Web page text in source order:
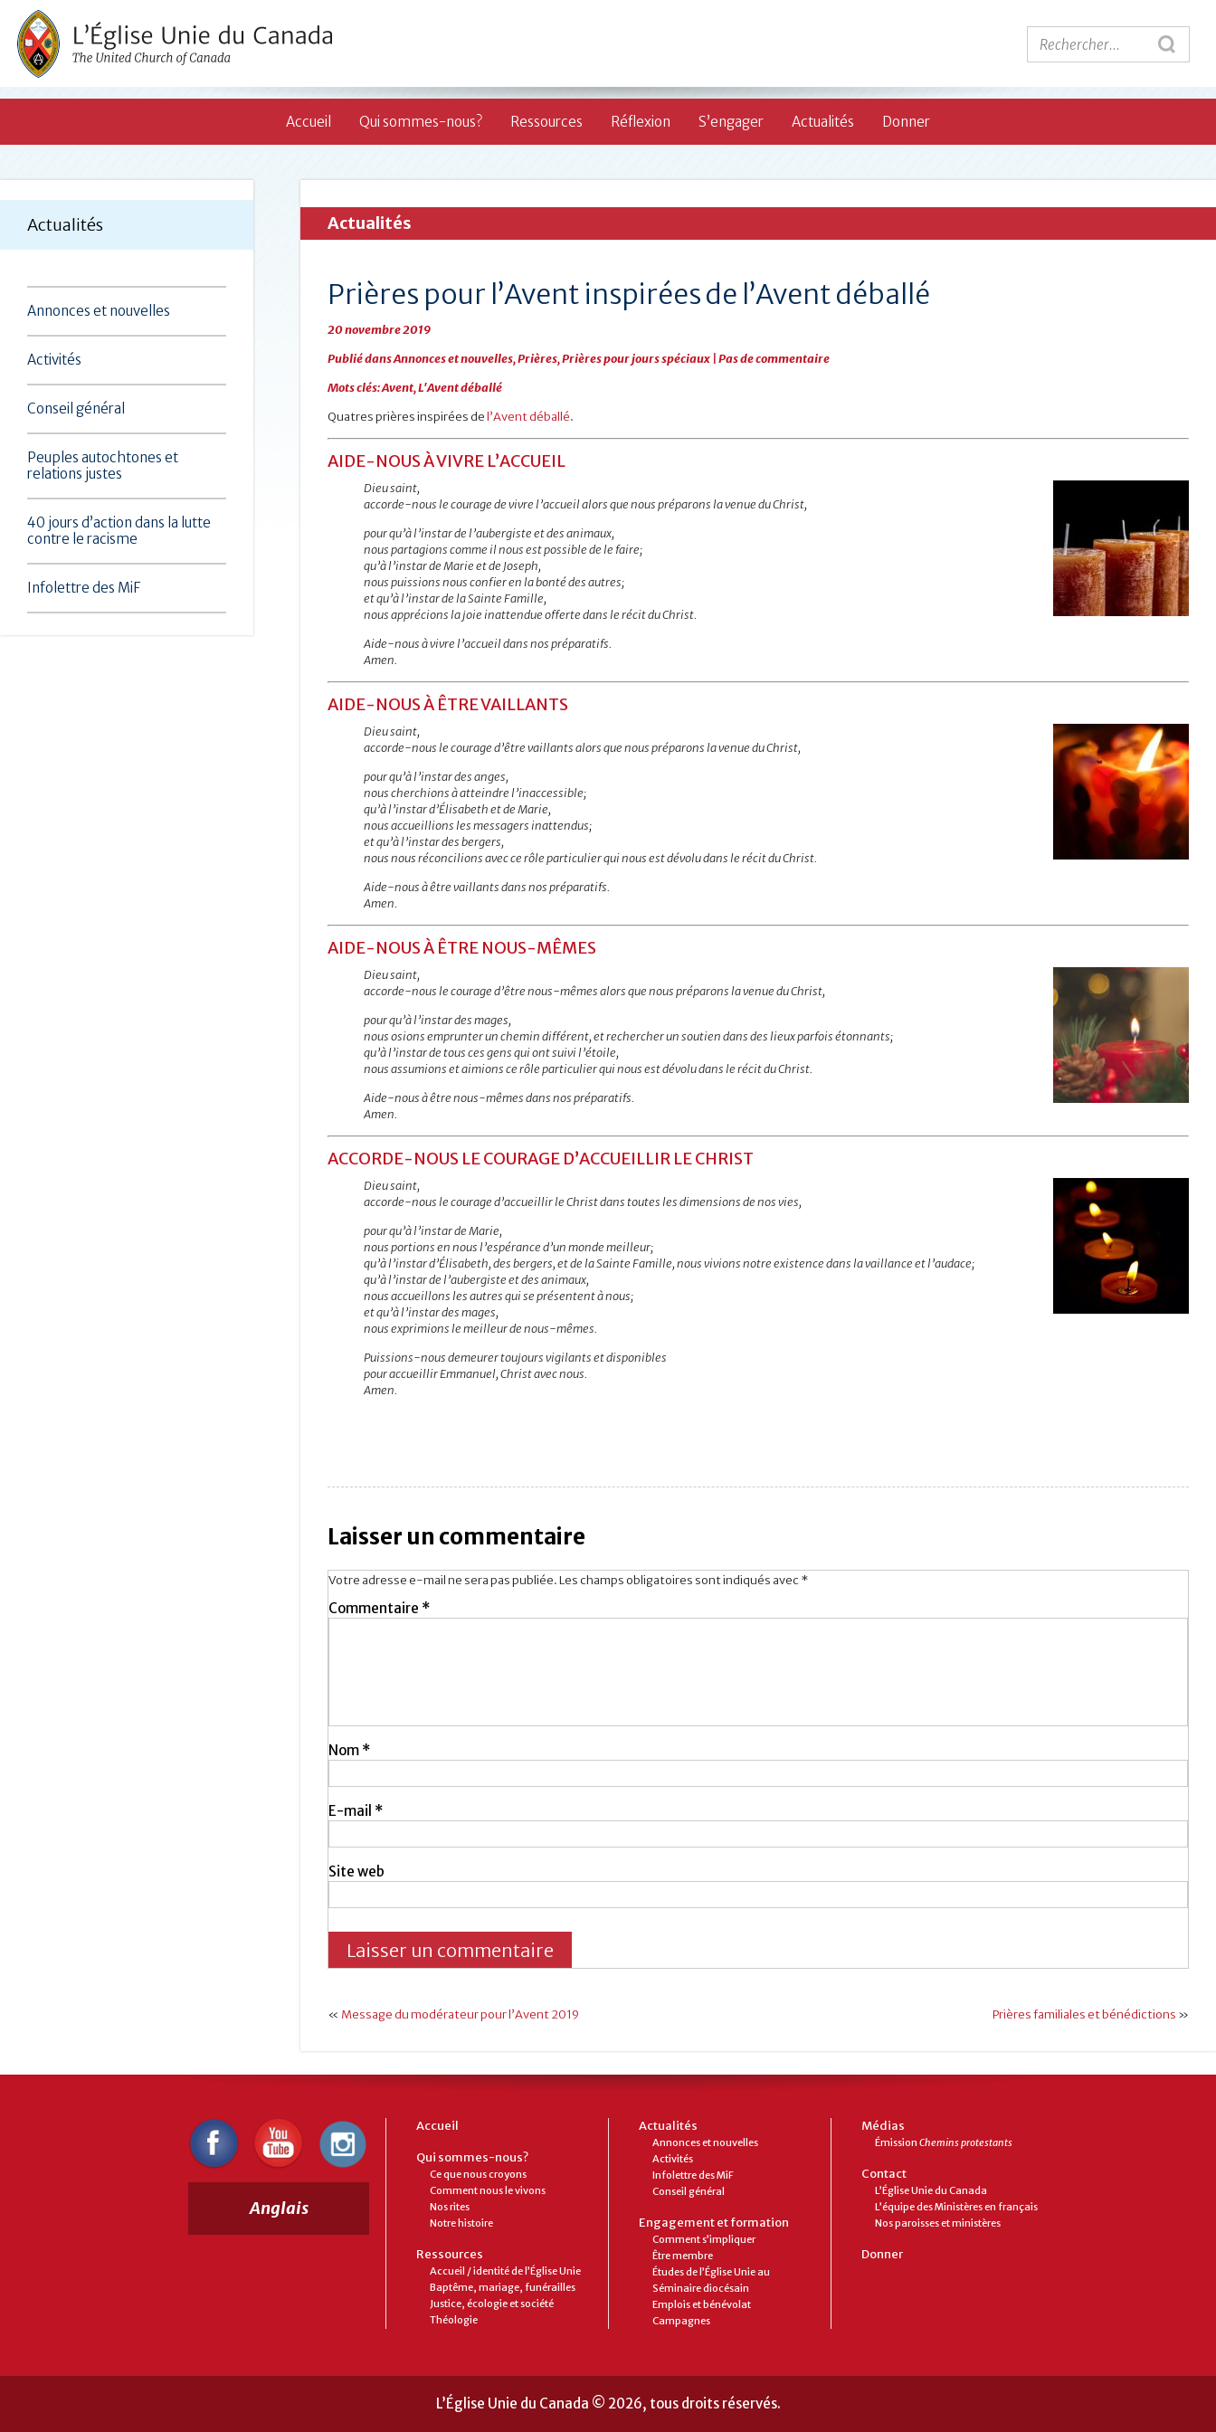
Accueil Qui sommes-nous? Ressources Réflexion S’engager Actualités Donner
Actualités
Annonces et nouvelles
Activités
Conseil général
Peuples autochtones et
relations justes
40 jours d’action dans la lutte
contre le racisme
Infolettre des MiF
Actualités
Prières pour l’Avent inspirées de l’Avent déballé
20 novembre 2019
Publié dansAnnonces et nouvelles,Prières,Prières pour jours spéciaux Pas de commentaire
Mots clés:Avent,L'Avent déballé
Quatres prières inspirées del’Avent déballé.
AIDE-NOUS À VIVRE L’ACCUEIL
Dieu saint,
accorde-nous le courage de vivre l’accueil alors que nous préparons la venue du Christ,
pour qu’à l’instar de l’aubergiste et des animaux,
nous partagions comme il nous est possible de le faire;
qu’à l’instar de Marie et de Joseph,
nous puissions nous confier en la bonté des autres;
et qu’à l’instar de la Sainte Famille,
nous apprécions la joie inattendue offerte dans le récit du Christ.
Aide-nous à vivre l’accueil dans nos préparatifs.
Amen.
AIDE-NOUS À ÊTRE VAILLANTS
Dieu saint,
accorde-nous le courage d’être vaillants alors que nous préparons la venue du Christ,
pour qu’à l’instar des anges,
nous cherchions à atteindre l’inaccessible;
qu’à l’instar d’Élisabeth et de Marie,
nous accueillions les messagers inattendus;
et qu’à l’instar des bergers,
nous nous réconcilions avec ce rôle particulier qui nous est dévolu dans le récit du Christ.
Aide-nous à être vaillants dans nos préparatifs.
Amen.
AIDE-NOUS À ÊTRE NOUS-MÊMES
Dieu saint,
accorde-nous le courage d’être nous-mêmes alors que nous préparons la venue du Christ,
pour qu’à l’instar des mages,
nous osions emprunter un chemin différent, et rechercher un soutien dans des lieux parfois étonnants;
qu’à l’instar de tous ces gens qui ont suivi l’étoile,
nous assumions et aimions ce rôle particulier qui nous est dévolu dans le récit du Christ.
Aide-nous à être nous-mêmes dans nos préparatifs.
Amen.
ACCORDE-NOUS LE COURAGE D’ACCUEILLIR LE CHRIST
Dieu saint,
accorde-nous le courage d’accueillir le Christ dans toutes les dimensions de nos vies,
pour qu’à l’instar de Marie,
nous portions en nous l’espérance d’un monde meilleur;
qu’à l’instar d’Élisabeth, des bergers, et de la Sainte Famille, nous vivions notre existence dans la vaillance et l’audace;
qu’à l’instar de l’aubergiste et des animaux,
nous accueillons les autres qui se présentent à nous;
et qu’à l’instar des mages,
nous exprimions le meilleur de nous-mêmes.
Puissions-nous demeurer toujours vigilants et disponibles
pour accueillir Emmanuel, Christ avec nous.
Amen.
Laisser un commentaire
Votre adresse e-mail ne sera pas publiée.Les champs obligatoires sont indiqués avec *
Commentaire *
Nom *
E-mail *
Site web
« Message du modérateur pour l’Avent 2019 Prières familiales et bénédictions »
Anglais
Accueil
Qui sommes-nous?
Ce que nous croyons
Comment nous le vivons
Nos rites
Notre histoire
Ressources
Accueil / identité de l’Église Unie
Baptême, mariage, funérailles
Justice, écologie et société
Théologie
Actualités
Annonces et nouvelles
Activités
Infolettre des MiF
Conseil général
Engagement et formation
Comment s’impliquer
Être membre
Études de l’Église Unie au
Séminaire diocésain
Emplois et bénévolat
Campagnes
Médias
Émission Chemins protestants
Contact
L’Église Unie du Canada
L’équipe des Ministères en français
Nos paroisses et ministères
Donner
L’Église Unie du Canada © 2026, tous droits réservés.